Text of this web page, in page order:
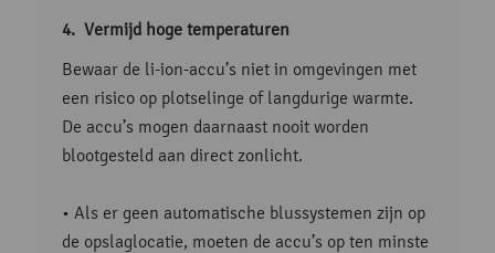
Vermijd hoge temperaturen
Bewaar de li-ion-accu’s niet in omgevingen met
een risico op plotselinge of langdurige warmte.
De accu’s mogen daarnaast nooit worden
blootgesteld aan direct zonlicht.
• Als er geen automatische blussystemen zijn op
de opslaglocatie, moeten de accu’s op ten minste